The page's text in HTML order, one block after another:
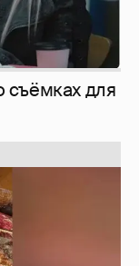
съёмках для